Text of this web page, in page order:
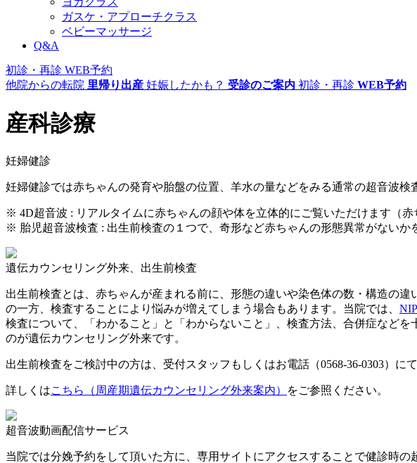
ガスケ・アプローチクラス
ベビーマッサージ
Q&A
初診・再診 WEB予約
他院からの転院 里帰り出産 妊娠したかも？ 受診のご案内 初診・再診 WEB予約
産科診療
妊婦健診
妊婦健診では赤ちゃんの発育や胎盤の位置、羊水の量などをみる通常の超音波
※ 4D超音波 : リアルタイムに赤ちゃんの顔や体を立体的にご覧いただけます（
※ 胎児超音波検査 : 出生前検査の１つで、奇形など赤ちゃんの形態異常がないか
遺伝カウンセリング外来、出生前検査
出生前検査とは、赤ちゃんが産まれる前に、形態の違いや染色体の数・構造の
の一方、検査することにより悩みが増えてしまう場合もあります。当院では、
検査について、「わかること」と「わからないこと」、検査方法、合併症など
のが遺伝カウンセリング外来です。
出生前検査をご検討中の方は、受付スタッフもしくはお電話（0568-36-0303）に
詳しくはこちら（周産期遺伝カウンセリング外来案内） をご参照ください。
超音波動画配信サービス
当院では分娩予約をして頂いた方に、専用サイトにアクセスすることで健診時